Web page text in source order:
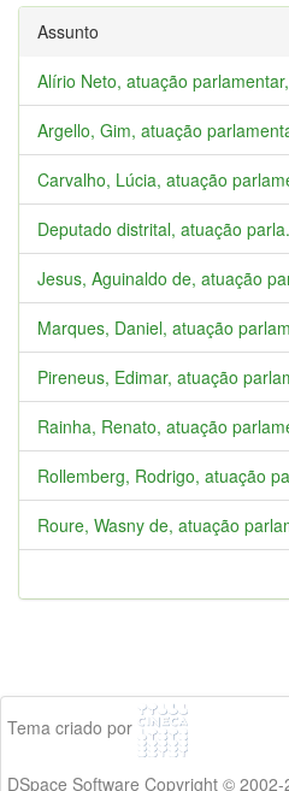
Assunto
Alírio Neto, atuação
Argello, Gim, atuação
Carvalho, Lúcia, atuação
Deputado distrital, atuação
Jesus, Aguinaldo de, atuação
Marques, Daniel, atuação
Pireneus, Edimar, atuação
Rainha, Renato, atuação
Rollemberg, Rodrigo, atuação
Roure, Wasny de, atuação
Tema criado por
DSpace Software Copyright ©